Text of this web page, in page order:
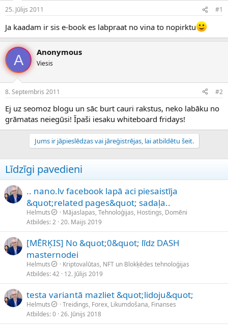
n
a
u
z
s
ā
c
ē
s
a
u
m
s
25. Jūlijs 2011 #1
Ja kaadam ir sis e-book es labpraat no vina to nopirktu
A Anonymous
Viesis
8. Septembris 2011 #2
Ej uz seomoz blogu un sāc burt cauri rakstus, neko labāku no
grāmatas neiegūsi! Īpaši iesaku whiteboard fridays!
Jums ir jāpieslēdzas vai jāreģistrējas, lai atbildētu šeit.
Līdzīgi pavedieni
.. nano.lv facebook lapā aci piesaistīja
&quot;related pages&quot; sadaļa..
Helmuts
Mājaslapas, Tehnoloģijas, Hostings, Domēni
Atbildes 2 20. Maijs 2019
[MĒRĶIS] No &quot;0&quot; līdz DASH
masternodei
Helmuts
Kriptovalūtas, NFT un Blokķēdes tehnoloģijas
Atbildes 42 12. Jūlijs 2019
testa variantā mazliet &quot;lidoju&quot;
Helmuts
Treidings, Forex, Likumdošana, Finanses
Atbildes 0 26. Jūnijs 2018